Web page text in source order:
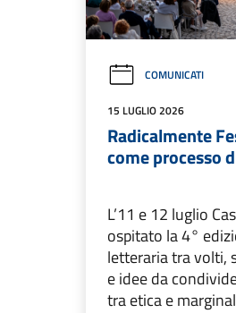
COMUNICATI
15 LUGLIO 2026
Radicalmente
come processo
L’11 e 12 luglio
ospitato la 4°
letteraria tra volti,
e idee da
tra etica e